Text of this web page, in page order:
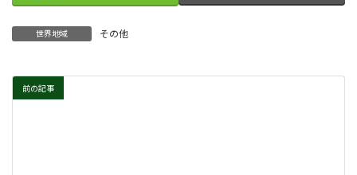
世界地域 その他
前の記事